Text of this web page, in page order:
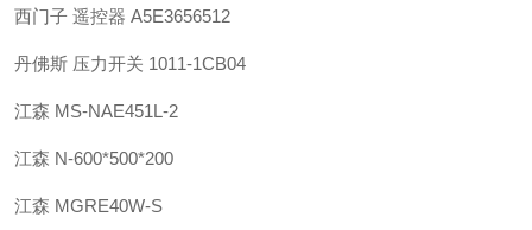
西门子 遥控器 A5E3656512
丹佛斯 压力开关 1011-1CB04
江森 MS-NAE451L-2
江森 N-600*500*200
江森 MGRE40W-S